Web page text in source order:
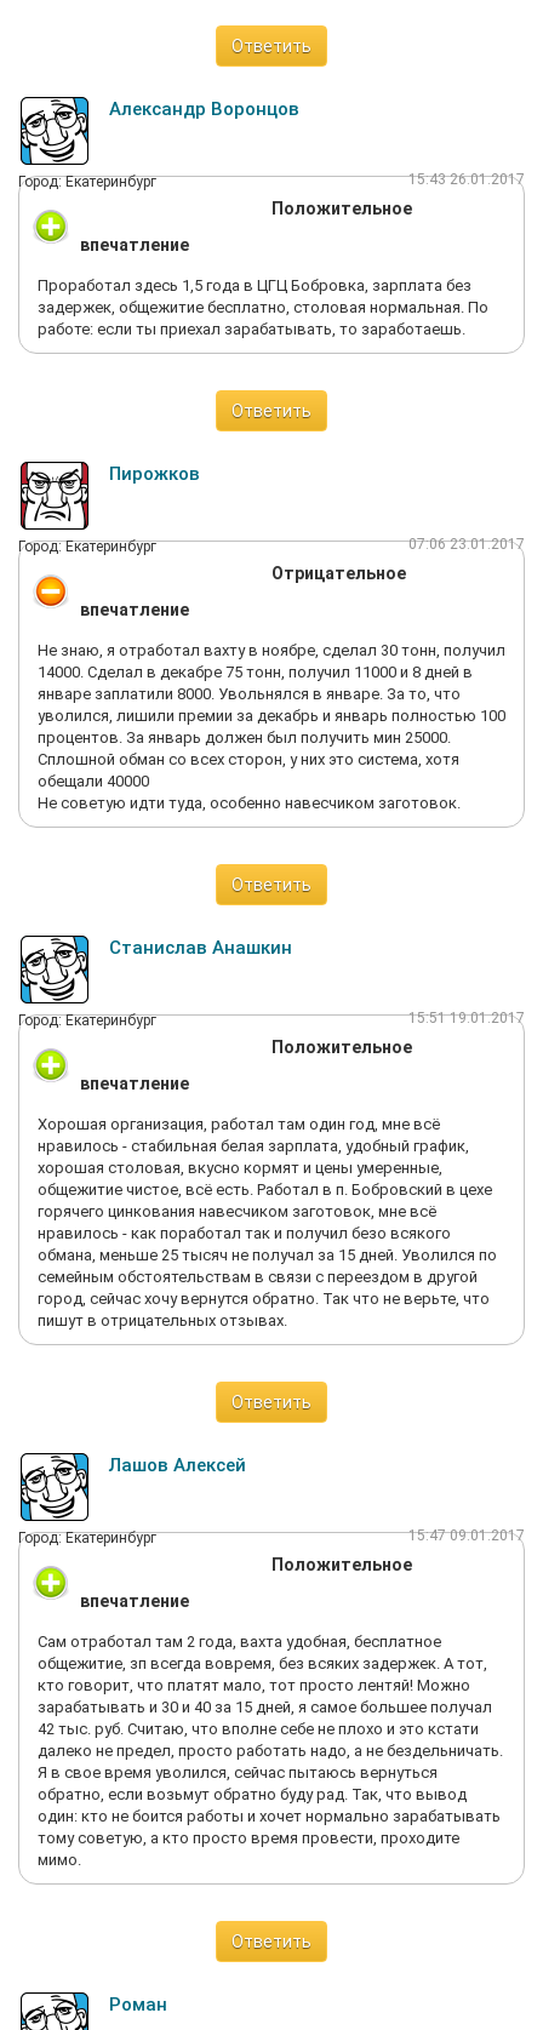
Ответить
Александр Воронцов
Город: Екатеринбург 15:43 26.01.2017
Положительное
впечатление
Проработал здесь 1,5 года в ЦГЦ Бобровка, зарплата без
задержек, общежитие бесплатно, столовая нормальная. По
работе: если ты приехал зарабатывать, то заработаешь.
Ответить
Пирожков
Город: Екатеринбург 07:06 23.01.2017
Отрицательное
впечатление
Не знаю, я отработал вахту в ноябре, сделал 30 тонн, получил
14000. Сделал в декабре 75 тонн, получил 11000 и 8 дней в
январе заплатили 8000. Увольнялся в январе. За то, что
уволился, лишили премии за декабрь и январь полностью 100
процентов. За январь должен был получить мин 25000.
Сплошной обман со всех сторон, у них это система, хотя
обещали 40000
Не советую идти туда, особенно навесчиком заготовок.
Ответить
Станислав Анашкин
Город: Екатеринбург 15:51 19.01.2017
Положительное
впечатление
Хорошая организация, работал там один год, мне всё
нравилось - стабильная белая зарплата, удобный график,
хорошая столовая, вкусно кормят и цены умеренные,
общежитие чистое, всё есть. Работал в п. Бобровский в цехе
горячего цинкования навесчиком заготовок, мне всё
нравилось - как поработал так и получил безо всякого
обмана, меньше 25 тысяч не получал за 15 дней. Уволился по
семейным обстоятельствам в связи с переездом в другой
город, сейчас хочу вернутся обратно. Так что не верьте, что
пишут в отрицательных отзывах.
Ответить
Лашов Алексей
Город: Екатеринбург 15:47 09.01.2017
Положительное
впечатление
Сам отработал там 2 года, вахта удобная, бесплатное
общежитие, зп всегда вовремя, без всяких задержек. А тот,
кто говорит, что платят мало, тот просто лентяй! Можно
зарабатывать и 30 и 40 за 15 дней, я самое большее получал
42 тыс. руб. Считаю, что вполне себе не плохо и это кстати
далеко не предел, просто работать надо, а не бездельничать.
Я в свое время уволился, сейчас пытаюсь вернуться
обратно, если возьмут обратно буду рад. Так, что вывод
один: кто не боится работы и хочет нормально зарабатывать
тому советую, а кто просто время провести, проходите
мимо.
Ответить
Роман